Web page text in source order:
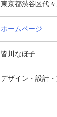
東京都渋谷区代
ホームページ
皆川なほ子
デザイン・設計